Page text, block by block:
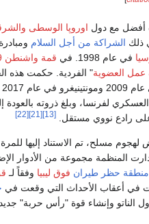
أفضل مع دول اوروپا الوسطى
ذلك الشراكة من أجل السلام ومبادرة
في عام 1998. في قمة واشنطن 1999
العضوية" الفردية. حكمت هذه
رادع نووي مستقل. [13]
[21]
[22]
مسلح، تم الاستناد إليها للمرة
المنظمة مجموعة من الأدوار
منطقة حظر طيران فوق ليبيا وفقاً لـ